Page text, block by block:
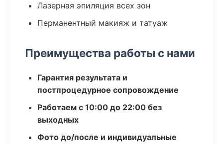
Лазерная эпиляция всех зон
Перманентный макияж и татуаж
Преимущества работы с нами
Гарантия результата и
постпроцедурное сопровождение
Работаем с 10:00 до 22:00 без
выходных
Фото до/после и индивидуальные